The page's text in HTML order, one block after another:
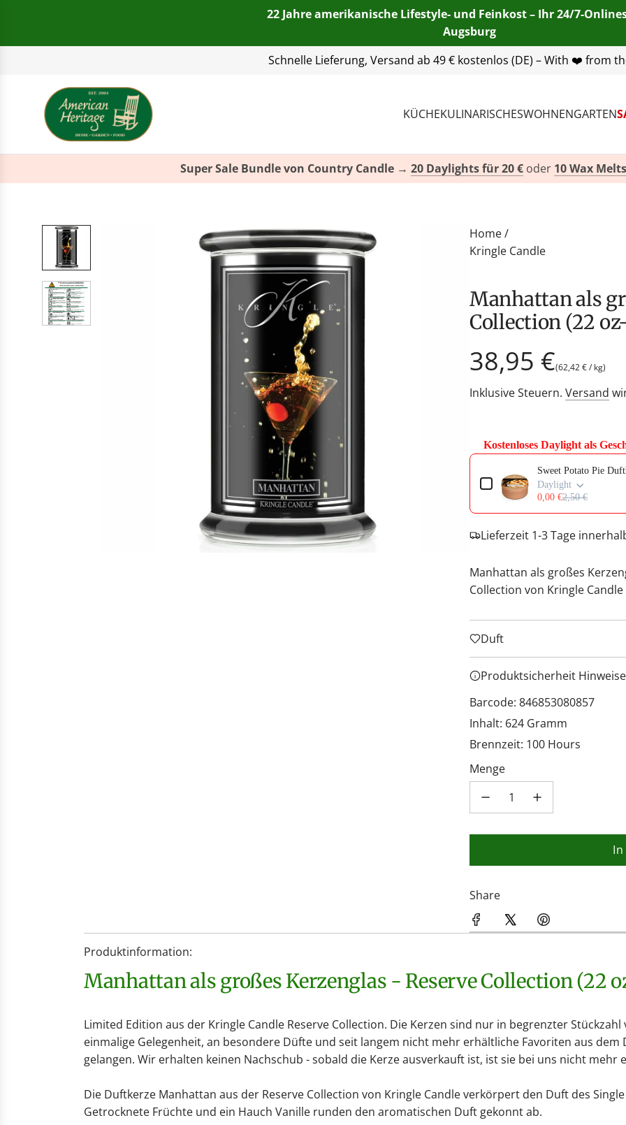
22 Jahre amerikanische Lifestyle- und Feinkost – Ihr 24/7-
Augsburg
+49(0)821 455 254 00| E-Mail:info@american-heritage.de| WhatsApp:
KÜCHEKULINARISCHESWOHNENGARTEN
Super Sale Bundle von Country Candle → 20 Daylights für 20 € oder 10 Wax
Home/
Kringle Candle
Manhattan als großes Kerzenglas - Reserve
Collection (22
Regulärer
Preis
38,95 €(62,42 €/ kg)
Inklusive Steuern. Versand
Kostenloses Daylight als
Use the Previous and Next
Sweet Potato Pie
Daylight
0,00 €2,50 €
Lieferzeit 1-3 Tage
Manhattan als großes
Collection von Kringle Candle
Duft
Produktsicherheit Hinweise
Barcode: 846853080857
Inhalt: 624 Gramm
Brennzeit: 100 Hours
Menge
Share
Produktinformation:
Manhattan als großes Kerzenglas - Reserve Collection (22
Limited Edition aus der Kringle Candle Reserve Collection. Die Kerzen sind nur in begrenzter
einmalige Gelegenheit, an besondere Düfte und seit langem nicht mehr erhältliche Favoriten aus
gelangen. Wir erhalten keinen Nachschub - sobald die Kerze ausverkauft ist, ist sie bei uns nicht mehr
Die Duftkerze Manhattan aus der Reserve Collection von Kringle Candle verkörpert den Duft des
Getrocknete Früchte und ein Hauch Vanille runden den aromatischen Duft gekonnt ab.